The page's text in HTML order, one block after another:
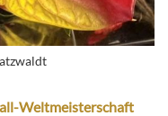
Weltmeisterschaft